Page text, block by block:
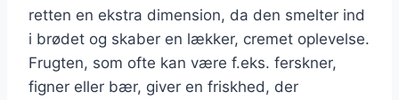
retten en ekstra dimension, da den smelter ind
i brødet og skaber en lækker, cremet oplevelse.
Frugten, som ofte kan være f.eks. ferskner,
figner eller bær, giver en friskhed, der